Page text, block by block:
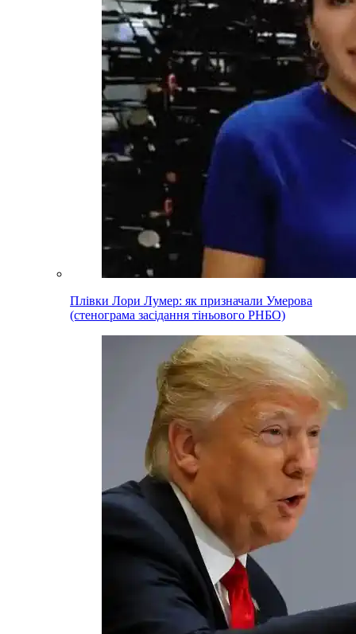
Плівки Лори Лумер: як призначали Умерова
(стенограма засідання тіньового РНБО)